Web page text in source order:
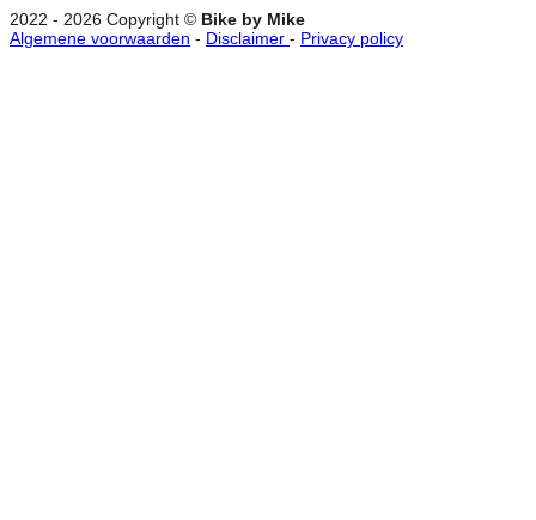
2022 - 2026 Copyright © Bike by Mike
Algemene voorwaarden - Disclaimer - Privacy policy